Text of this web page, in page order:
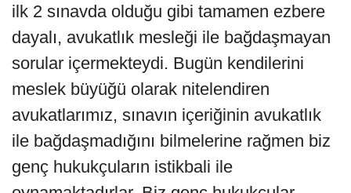
ilk 2 sınavda olduğu gibi tamamen ezbere
dayalı, avukatlık mesleği ile bağdaşmayan
sorular içermekteydi. Bugün kendilerini
meslek büyüğü olarak nitelendiren
avukatlarımız, sınavın içeriğinin avukatlık
ile bağdaşmadığını bilmelerine rağmen biz
genç hukukçuların istikbali ile